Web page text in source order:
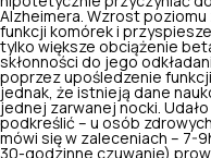
Alzheimera. Wzrost
funkcji komórek i
tylko większe obciążenie
skłonności do jego
poprzez upośledzenie
jednak, że istnieją dane
jednej zarwanej nocki.
podkreślić – u osób
mówi się w zaleceniach – 7-
30-godzinne czuwanie)